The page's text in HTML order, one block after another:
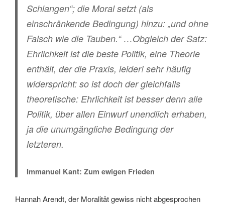
Schlangen“; die Moral setzt (als
einschränkende Bedingung) hinzu: „und ohne
Falsch wie die Tauben.“ …Obgleich der Satz:
Ehrlichkeit ist die beste Politik, eine Theorie
enthält, der die Praxis, leider! sehr häufig
widerspricht: so ist doch der gleichfalls
theoretische: Ehrlichkeit ist besser denn alle
Politik, über allen Einwurf unendlich erhaben,
ja die unumgängliche Bedingung der
letzteren.
Immanuel Kant: Zum ewigen Frieden
Hannah Arendt, der Moralität gewiss nicht abgesprochen